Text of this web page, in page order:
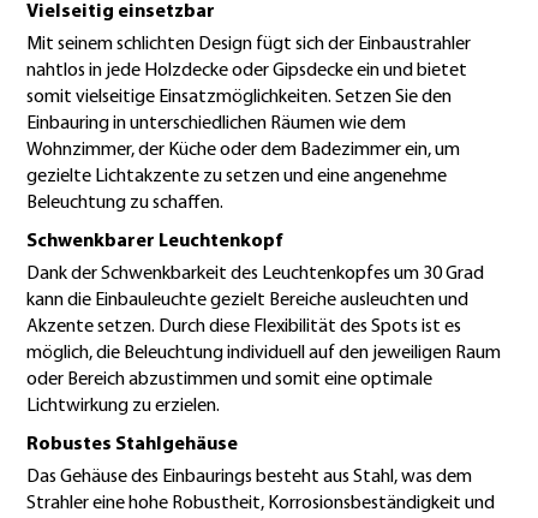
Vielseitig einsetzbar
Mit seinem schlichten Design fügt sich der Einbaustrahler
nahtlos in jede Holzdecke oder Gipsdecke ein und bietet
somit vielseitige Einsatzmöglichkeiten. Setzen Sie den
Einbauring in unterschiedlichen Räumen wie dem
Wohnzimmer, der Küche oder dem Badezimmer ein, um
gezielte Lichtakzente zu setzen und eine angenehme
Beleuchtung zu schaffen.
Schwenkbarer Leuchtenkopf
Dank der Schwenkbarkeit des Leuchtenkopfes um 30 Grad
kann die Einbauleuchte gezielt Bereiche ausleuchten und
Akzente setzen. Durch diese Flexibilität des Spots ist es
möglich, die Beleuchtung individuell auf den jeweiligen Raum
oder Bereich abzustimmen und somit eine optimale
Lichtwirkung zu erzielen.
Robustes Stahlgehäuse
Das Gehäuse des Einbaurings besteht aus Stahl, was dem
Strahler eine hohe Robustheit, Korrosionsbeständigkeit und